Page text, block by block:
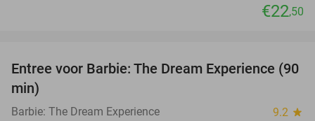
€22,50
30%
Entree voor Barbie: The Dream Experience (90
min)
Barbie: The Dream Experience 9.2 star